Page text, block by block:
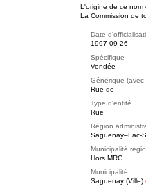
L'origine de ce nom
La Commission de
Date
1997-09-26
Spécifique
Vendée
Générique
Rue de
Type d'entité
Rue
Région
Saguenay–Lac-
Municipalité
Hors MRC
Municipalité
Saguenay (Ville)